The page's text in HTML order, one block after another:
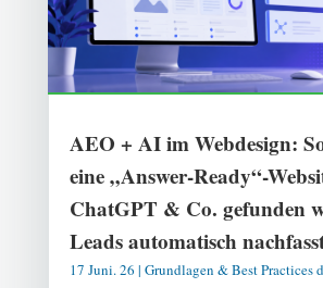
AEO + AI im Webdesign:
eine „Answer-Ready“-
ChatGPT & Co. gefunden
Leads automatisch
17 Juni. 26 | Grundlagen & Best Practices